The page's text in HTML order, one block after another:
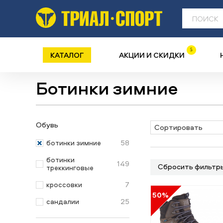
КАТАЛОГ АКЦИИ И СКИДКИ 5
Ботинки зимние
Обувь
ботинки зимние 58
ботинки
треккинговые
149
кроссовки 7
сандалии 25
Сортировать
Сбросить
50%